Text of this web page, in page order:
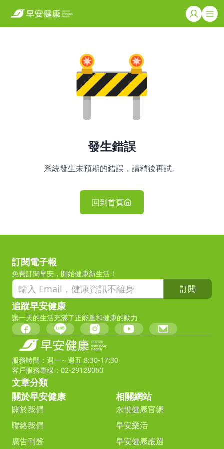
發生錯誤
系統發生未預期的錯誤，請稍後再試。
回到首頁
訂閱電子報
免費訂閱早安，開始健康新生活！
訂閱
追蹤早安健康
讓一天的生活充滿了正能量和健康的動力
服務時間：週一～週五 8:30-17:30
客戶服務專線：02-29128060
文章分類
關於早安健康
關於我們
聯絡我們
廣告刊登
相關網站
永悅健康官網
早安樂活
早安健康嚴選